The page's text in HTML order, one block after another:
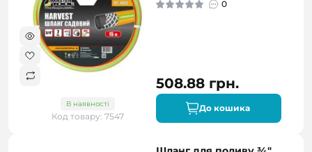
В наявності
Код товару: 7547
0
508.88 грн.
До кошика